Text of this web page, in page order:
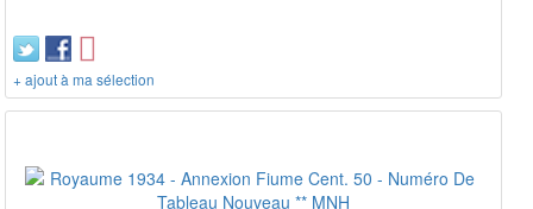
+ ajout à ma sélection